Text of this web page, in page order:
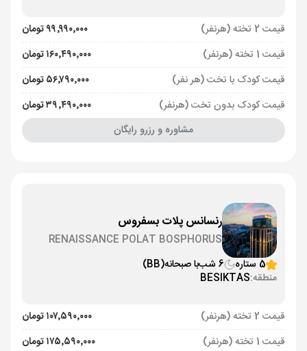
قیمت 2 تخته (هرنفر)
۹۹٬۹۹۰٬۰۰۰ تومان
قیمت 1 تخته (هرنفر)
۱۶۰٬۴۹۰٬۰۰۰ تومان
قیمت کودک با تخت (هر نفر)
۵۶٬۷۹۰٬۰۰۰ تومان
قیمت کودک بدون تخت (هرنفر)
۳۹٬۴۹۰٬۰۰۰ تومان
مشاوره و رزرو رایگان
رنسانس پلات بسفروس
RENAISSANCE POLAT BOSPHORUS
5 ستاره
6 شب با صبحانه(BB)
منطقه:BESIKTAS
قیمت 2 تخته (هرنفر)
۱۰۷٬۵۹۰٬۰۰۰ تومان
قیمت 1 تخته (هرنفر)
۱۷۵٬۵۹۰٬۰۰۰ تومان